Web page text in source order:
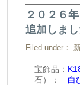
２０２６
追加しま
Filed under：
宝飾品：
石）： 白